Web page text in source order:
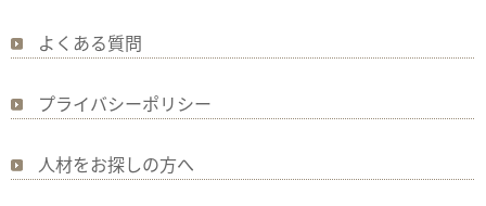
よくある質問
プライバシーポリシー
人材をお探しの方へ